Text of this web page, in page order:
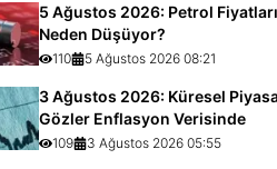
5 Ağustos 2026: Petrol Fiyatları
Neden Düşüyor?
110 5 Ağustos 2026 08:21
3 Ağustos 2026: Küresel
Gözler Enflasyon Verisinde
109 3 Ağustos 2026 05:55